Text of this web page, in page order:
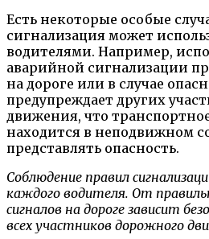
Есть некоторые особые
сигнализация может
водителями. Например,
аварийной сигнализации
на дороге или в случае
предупреждает других
движения, что
находится в неподвижном
представлять опасность.
Соблюдение правил
каждого водителя. От
сигналов на дороге зависит
всех участников дорожного